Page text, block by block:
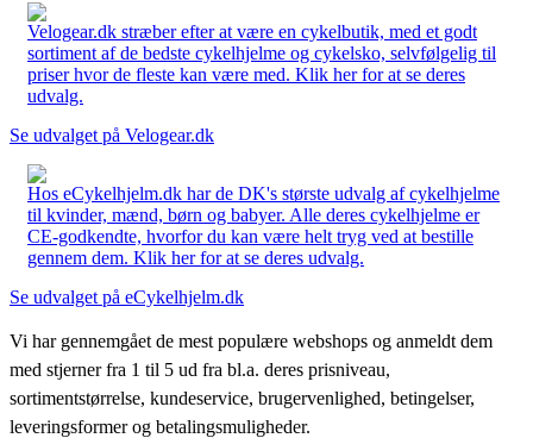
Velogear.dk stræber efter at være en cykelbutik, med et godt
sortiment af de bedste cykelhjelme og cykelsko, selvfølgelig til
priser hvor de fleste kan være med. Klik her for at se deres
udvalg.
Se udvalget på Velogear.dk
Hos eCykelhjelm.dk har de DK's største udvalg af cykelhjelme
til kvinder, mænd, børn og babyer. Alle deres cykelhjelme er
CE-godkendte, hvorfor du kan være helt tryg ved at bestille
gennem dem. Klik her for at se deres udvalg.
Se udvalget på eCykelhjelm.dk
Vi har gennemgået de mest populære webshops og anmeldt dem
med stjerner fra 1 til 5 ud fra bl.a. deres prisniveau,
sortimentstørrelse, kundeservice, brugervenlighed, betingelser,
leveringsformer og betalingsmuligheder.